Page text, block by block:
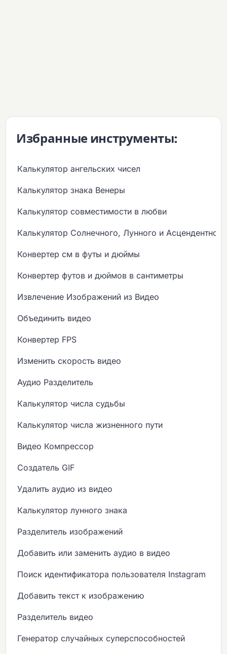
Избранные инструменты:
Калькулятор ангельских чисел
Калькулятор знака Венеры
Калькулятор совместимости в любви
Калькулятор Солнечного, Лунного и
Конвертер см в футы и дюймы
Конвертер футов и дюймов в сантиметры
Извлечение Изображений из Видео
Объединить видео
Конвертер FPS
Изменить скорость видео
Аудио Разделитель
Калькулятор числа судьбы
Калькулятор числа жизненного пути
Видео Компрессор
Создатель GIF
Удалить аудио из видео
Калькулятор лунного знака
Разделитель изображений
Добавить или заменить аудио в видео
Поиск идентификатора пользователя Instagram
Добавить текст к изображению
Разделитель видео
Генератор случайных суперспособностей